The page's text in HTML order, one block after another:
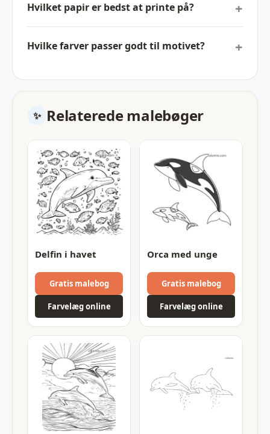
Hvilket papir er bedst at printe på?
Hvilke farver passer godt til motivet?
Relaterede malebøger
Delfin i havet
Gratis malebog
Farvelæg online
Orca med unge
Gratis malebog
Farvelæg online